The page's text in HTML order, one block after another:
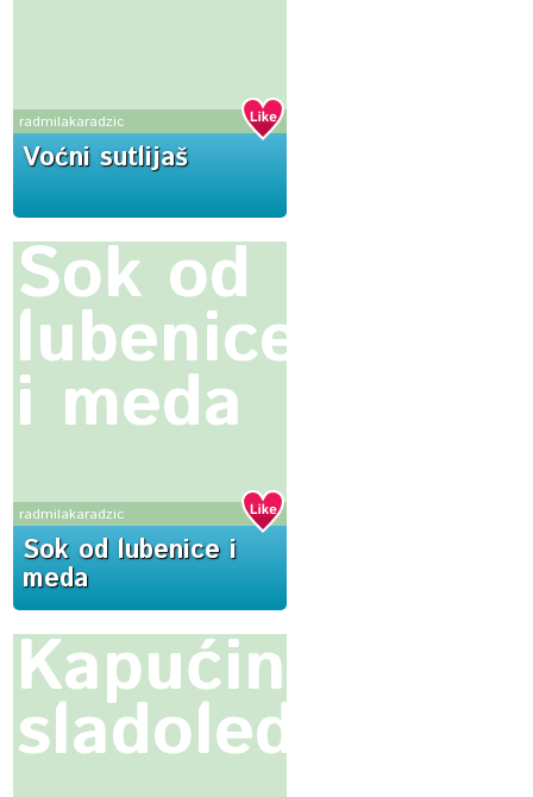
radmilakaradzic
Voćni sutlijaš
Sok od
lubenice
i meda
radmilakaradzic
Sok od lubenice i
meda
Kapućino
sladoled